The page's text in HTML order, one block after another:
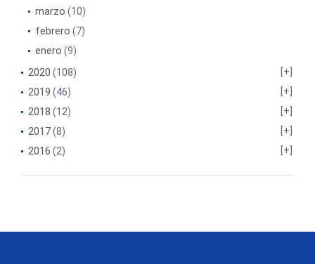
marzo (10)
febrero (7)
enero (9)
2020 (108)
2019 (46)
2018 (12)
2017(8)
2016 (2)